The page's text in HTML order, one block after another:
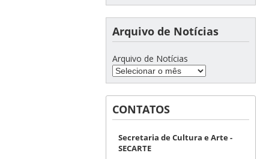
Arquivo de Notícias
Arquivo de Notícias
CONTATOS
Secretaria de Cultura e Arte -
SECARTE